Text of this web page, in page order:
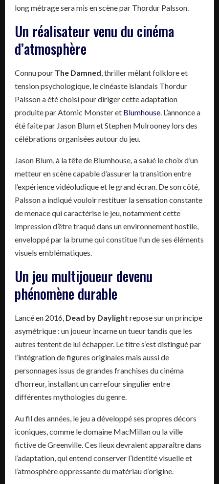
long métrage sera mis en scène par Thordur Palsson.
Un réalisateur venu du cinéma
d’atmosphère
Connu pour The Damned, thriller mêlant folklore et
tension psychologique, le cinéaste islandais Thordur
Palsson a été choisi pour diriger cette adaptation
produite par Atomic Monster et Blumhouse. L’annonce a
été faite par Jason Blum et Stephen Mulrooney lors des
célébrations organisées autour du jeu.
Jason Blum, à la tête de Blumhouse, a salué le choix d’un
metteur en scène capable d’assurer la transition entre
l’expérience vidéoludique et le grand écran. De son côté,
Palsson a indiqué vouloir restituer la sensation constante
de menace qui caractérise le jeu, notamment cette
impression d’être traqué dans un environnement hostile,
enveloppé par la brume qui constitue l’un de ses éléments
visuels emblématiques.
Un jeu multijoueur devenu
phénomène durable
Lancé en 2016, Dead by Daylight repose sur un principe
asymétrique : un joueur incarne un tueur tandis que les
autres tentent de lui échapper. Le titre s’est distingué par
l’intégration de figures originales mais aussi de
personnages issus de grandes franchises du cinéma
d’horreur, installant un carrefour singulier entre
différentes mythologies du genre.
Au fil des années, le jeu a développé ses propres décors
iconiques, comme le domaine MacMillan ou la ville
fictive de Greenville. Ces lieux devraient apparaître dans
l’adaptation, qui entend conserver l’identité visuelle et
l’atmosphère oppressante du matériau d’origine.